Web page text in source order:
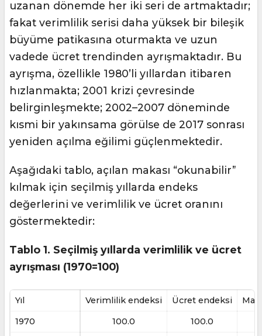
uzanan dönemde her iki seri de artmaktadır;
fakat verimlilik serisi daha yüksek bir bileşik
büyüme patikasına oturmakta ve uzun
vadede ücret trendinden ayrışmaktadır. Bu
ayrışma, özellikle 1980’li yıllardan itibaren
hızlanmakta; 2001 krizi çevresinde
belirginleşmekte; 2002–2007 döneminde
kısmi bir yakınsama görülse de 2017 sonrası
yeniden açılma eğilimi güçlenmektedir.
Aşağıdaki tablo, açılan makası “okunabilir”
kılmak için seçilmiş yıllarda endeks
değerlerini ve verimlilik ve ücret oranını
göstermektedir:
Tablo 1. Seçilmiş yıllarda verimlilik ve ücret
ayrışması (1970=100)
Yıl Verimlilik endeksi Ücret endeksi
1970
100.0 100.0